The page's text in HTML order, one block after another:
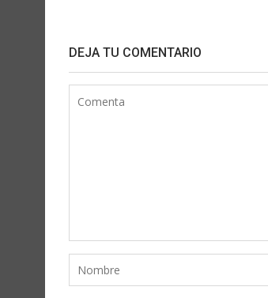
DEJA TU COMENTARIO